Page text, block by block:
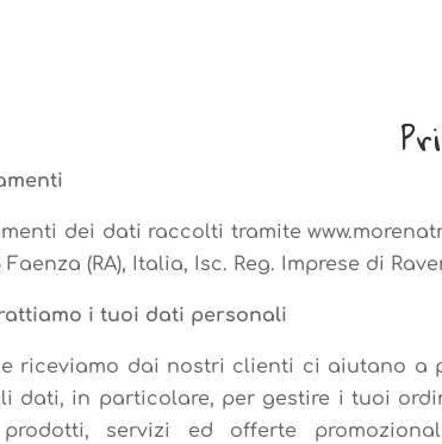
dei dati raccolti tramite
Faenza (RA), Italia, Isc. Reg. Imprese di
i tuoi dati personali
riceviamo dai nostri clienti ci aiutano
dati, in particolare, per gestire i tuoi
servizi ed offerte